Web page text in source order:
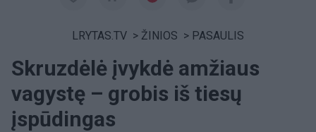
LRYTAS.TV > ŽINIOS > PASAULIS
Skruzdėlė įvykdė amžiaus
vagystę – grobis iš tiesų
įspūdingas